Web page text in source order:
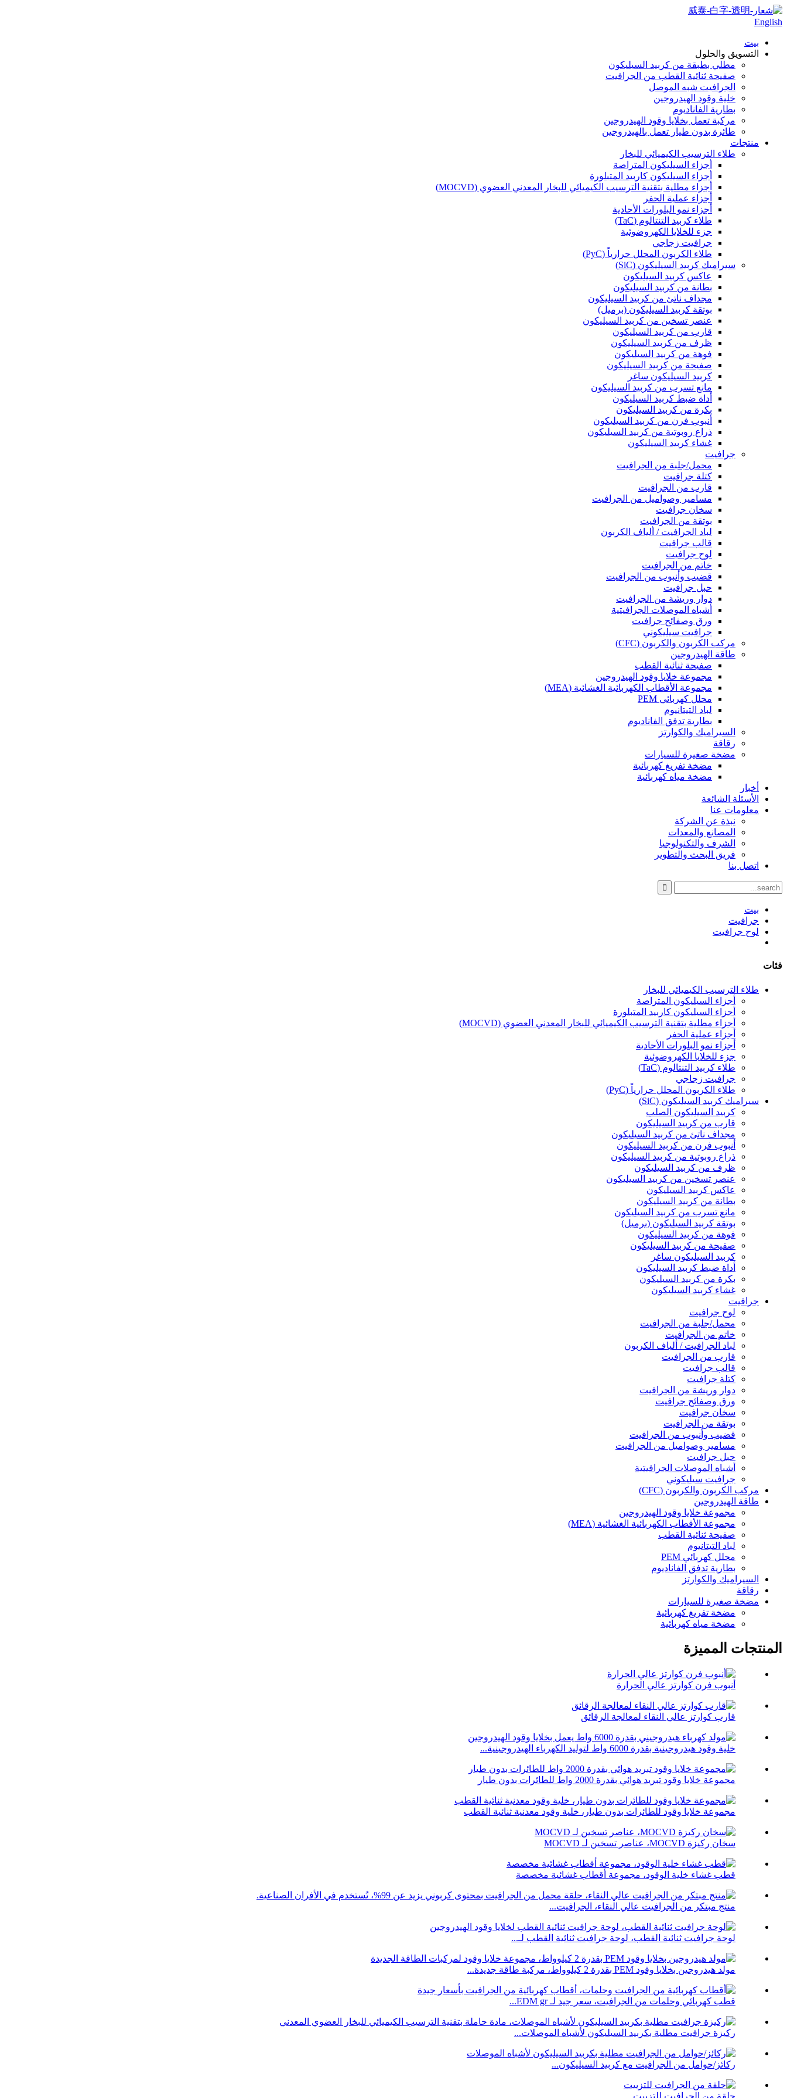
English
بيت
التسويق والحلول
مطلي بطبقة من كربيد السيليكون
صفيحة ثنائية القطب من الجرافيت
الجرافيت شبه الموصل
خلية وقود الهيدروجين
بطارية الفاناديوم
مركبة تعمل بخلايا وقود الهيدروجين
طائرة بدون طيار تعمل بالهيدروجين
منتجات
طلاء الترسيب الكيميائي للبخار
أجزاء السيليكون المتراصة
أجزاء السيليكون كاربيد المتبلورة
أجزاء مطلية بتقنية الترسيب الكيميائي للبخار المعدني العضوي (MOCVD)
أجزاء عملية الحفر
أجزاء نمو البلورات الأحادية
طلاء كربيد التنتالوم (TaC)
جزء للخلايا الكهروضوئية
جرافيت زجاجي
طلاء الكربون المحلل حرارياً (PyC)
سيراميك كربيد السيليكون (SiC)
عاكس كربيد السيليكون
بطانة من كربيد السيليكون
مجداف ناتئ من كربيد السيليكون
بوتقة كربيد السيليكون (برميل)
عنصر تسخين من كربيد السيليكون
قارب من كربيد السيليكون
ظرف من كربيد السيليكون
فوهة من كربيد السيليكون
صفيحة من كربيد السيليكون
كربيد السيليكون ساغر
مانع تسرب من كربيد السيليكون
أداة ضبط كربيد السيليكون
بكرة من كربيد السيليكون
أنبوب فرن من كربيد السيليكون
ذراع روبوتية من كربيد السيليكون
غشاء كربيد السيليكون
جرافيت
محمل/جلبة من الجرافيت
كتلة جرافيت
قارب من الجرافيت
مسامير وصواميل من الجرافيت
سخان جرافيت
بوتقة من الجرافيت
لباد الجرافيت / ألياف الكربون
قالب جرافيت
لوح جرافيت
خاتم من الجرافيت
قضيب وأنبوب من الجرافيت
حبل جرافيت
دوار وريشة من الجرافيت
أشباه الموصلات الجرافيتية
ورق وصفائح جرافيت
جرافيت سيليكوني
مركب الكربون والكربون (CFC)
طاقة الهيدروجين
صفيحة ثنائية القطب
مجموعة خلايا وقود الهيدروجين
مجموعة الأقطاب الكهربائية الغشائية (MEA)
محلل كهربائي PEM
لباد التيتانيوم
بطارية تدفق الفاناديوم
السيراميك والكوارتز
رقاقة
مضخة صغيرة للسيارات
مضخة تفريغ كهربائية
مضخة مياه كهربائية
أخبار
الأسئلة الشائعة
معلومات عنا
نبذة عن الشركة
المصانع والمعدات
الشرف والتكنولوجيا
فريق البحث والتطوير
اتصل بنا
بيت
جرافيت
لوح جرافيت
فئات
طلاء الترسيب الكيميائي للبخار
أجزاء السيليكون المتراصة
أجزاء السيليكون كاربيد المتبلورة
أجزاء مطلية بتقنية الترسيب الكيميائي للبخار المعدني العضوي (MOCVD)
أجزاء عملية الحفر
أجزاء نمو البلورات الأحادية
جزء للخلايا الكهروضوئية
طلاء كربيد التنتالوم (TaC)
جرافيت زجاجي
طلاء الكربون المحلل حرارياً (PyC)
سيراميك كربيد السيليكون (SiC)
كربيد السيليكون الصلب
قارب من كربيد السيليكون
مجداف ناتئ من كربيد السيليكون
أنبوب فرن من كربيد السيليكون
ذراع روبوتية من كربيد السيليكون
ظرف من كربيد السيليكون
عنصر تسخين من كربيد السيليكون
عاكس كربيد السيليكون
بطانة من كربيد السيليكون
مانع تسرب من كربيد السيليكون
بوتقة كربيد السيليكون (برميل)
فوهة من كربيد السيليكون
صفيحة من كربيد السيليكون
كربيد السيليكون ساغر
أداة ضبط كربيد السيليكون
بكرة من كربيد السيليكون
غشاء كربيد السيليكون
جرافيت
لوح جرافيت
محمل/جلبة من الجرافيت
خاتم من الجرافيت
لباد الجرافيت / ألياف الكربون
قارب من الجرافيت
قالب جرافيت
كتلة جرافيت
دوار وريشة من الجرافيت
ورق وصفائح جرافيت
سخان جرافيت
بوتقة من الجرافيت
قضيب وأنبوب من الجرافيت
مسامير وصواميل من الجرافيت
حبل جرافيت
أشباه الموصلات الجرافيتية
جرافيت سيليكوني
مركب الكربون والكربون (CFC)
طاقة الهيدروجين
مجموعة خلايا وقود الهيدروجين
مجموعة الأقطاب الكهربائية الغشائية (MEA)
صفيحة ثنائية القطب
لباد التيتانيوم
محلل كهربائي PEM
بطارية تدفق الفاناديوم
السيراميك والكوارتز
رقاقة
مضخة صغيرة للسيارات
مضخة تفريغ كهربائية
مضخة مياه كهربائية
المنتجات المميزة
أنبوب فرن كوارتز عالي الحرارة
قارب كوارتز عالي النقاء لمعالجة الرقائق
خلية وقود هيدروجينية بقدرة 6000 واط لتوليد الكهرباء الهيدروجينية...
مجموعة خلايا وقود تبريد هوائي بقدرة 2000 واط للطائرات بدون طيار
مجموعة خلايا وقود للطائرات بدون طيار، خلية وقود معدنية ثنائية القطب
سخان ركيزة MOCVD، عناصر تسخين لـ MOCVD
قطب غشاء خلية الوقود، مجموعة أقطاب غشائية مخصصة
منتج مبتكر من الجرافيت عالي النقاء، الجرافيت...
لوحة جرافيت ثنائية القطب، لوحة جرافيت ثنائية القطب لـ...
مولد هيدروجين بخلايا وقود PEM بقدرة 2 كيلوواط، مركبة طاقة جديدة...
قطب كهربائي وحلمات من الجرافيت، سعر جيد لـ EDM gr...
ركيزة جرافيت مطلية بكربيد السيليكون لأشباه الموصلات...
ركائز/حوامل من الجرافيت مع كربيد السيليكون...